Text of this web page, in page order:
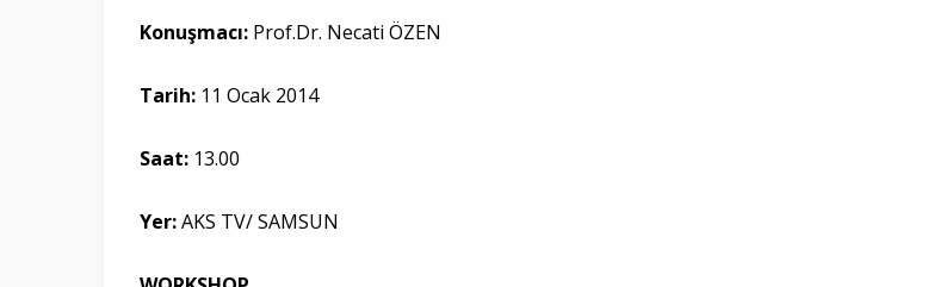
Konuşmacı: Prof.Dr. Necati ÖZEN
Tarih: 11 Ocak 2014
Saat: 13.00
Yer:AKS TV/ SAMSUN